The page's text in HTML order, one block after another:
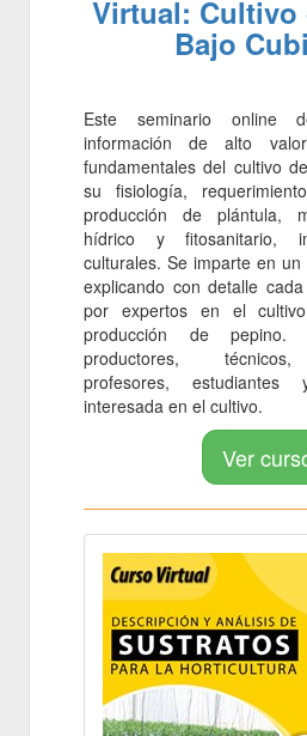
Virtual: Cultivo
Bajo
Este seminario online
información de alto
fundamentales del cultivo
su fisiología,
producción de plántula,
hídrico y fitosanitario,
culturales. Se imparte en
explicando con detalle
por expertos en el
producción de
productores, técnicos,
profesores,
interesada en el cultivo.
Ver